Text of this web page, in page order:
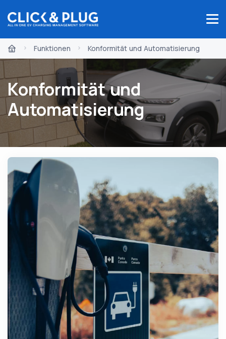
Funktionen Konformität und Automatisierung
Konformität und
Automatisierung